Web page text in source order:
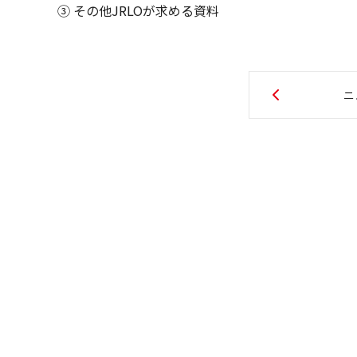
③ その他JRLOが求める資料